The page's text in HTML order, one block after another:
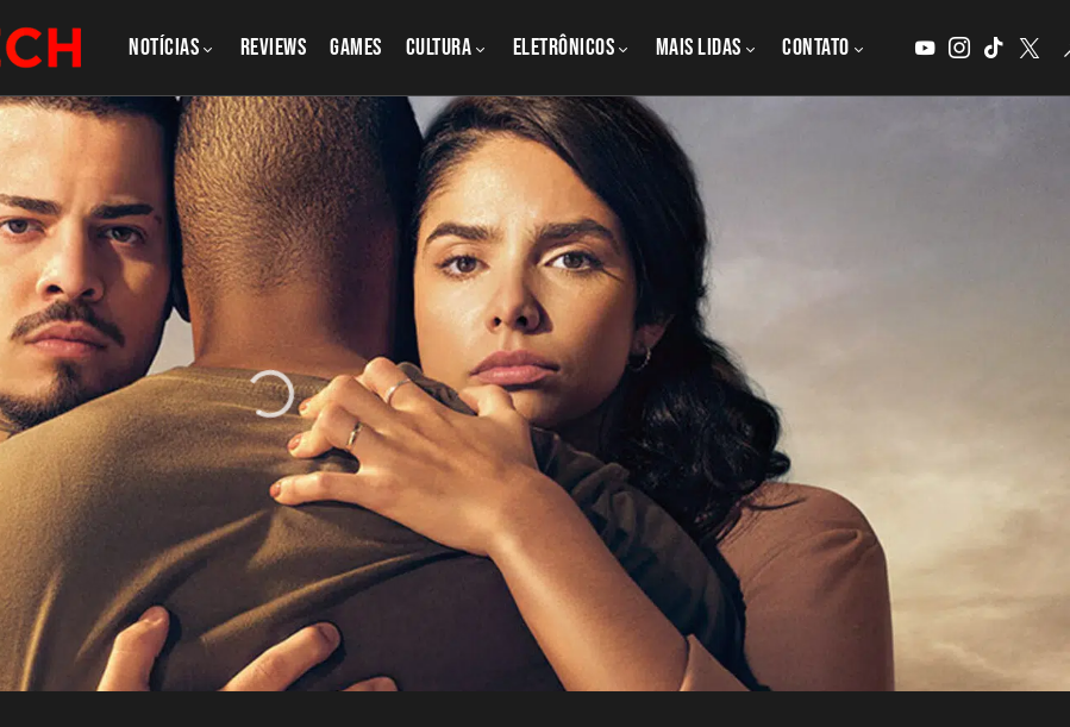
NOTÍCIAS REVIEWS GAMES CULTURA Eletrônicos MAIS LIDAS CONTATO